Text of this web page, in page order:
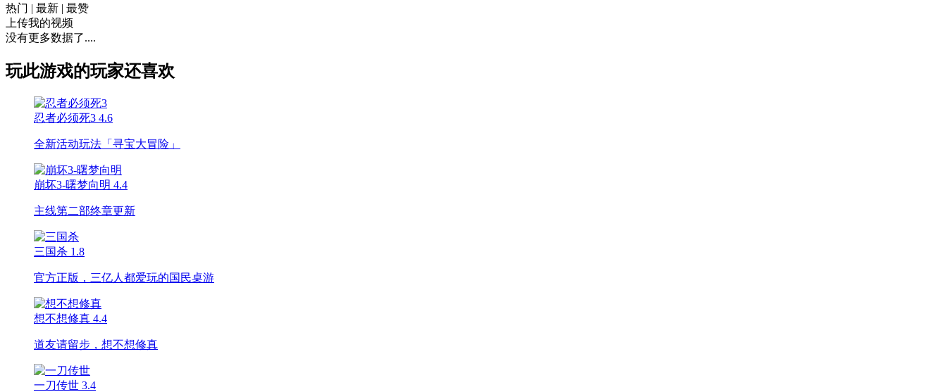
热门 | 最新 | 最赞
上传我的视频
没有更多数据了....
玩此游戏的玩家还喜欢
忍者必须死3 4.6
全新活动玩法「寻宝大冒险」
崩坏3-曙梦向明 4.4
主线第二部终章更新
三国杀 1.8
官方正版，三亿人都爱玩的国民桌游
想不想修真 4.4
道友请留步，想不想修真
一刀传世 3.4